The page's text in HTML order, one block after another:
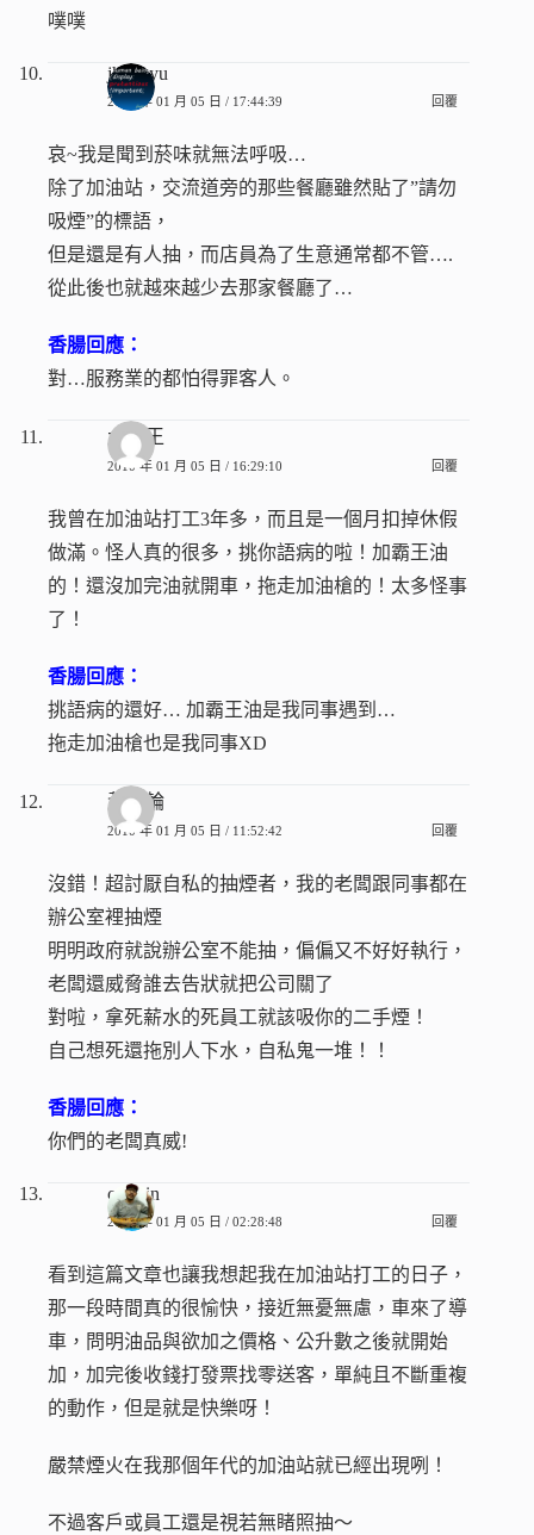
噗噗
jhangyu
2010 年 01 月 05 日 / 17:44:39 回覆
哀~我是聞到菸味就無法呼吸…
除了加油站，交流道旁的那些餐廳雖然貼了”請勿
吸煙”的標語，
但是還是有人抽，而店員為了生意通常都不管….
從此後也就越來越少去那家餐廳了…
香腸回應：
對…服務業的都怕得罪客人。
大衛王
2010 年 01 月 05 日 / 16:29:10 回覆
我曾在加油站打工3年多，而且是一個月扣掉休假
做滿。怪人真的很多，挑你語病的啦！加霸王油
的！還沒加完油就開車，拖走加油槍的！太多怪事
了！
香腸回應：
挑語病的還好… 加霸王油是我同事遇到…
拖走加油槍也是我同事XD
黃卡輪
2010 年 01 月 05 日 / 11:52:42 回覆
沒錯！超討厭自私的抽煙者，我的老闆跟同事都在
辦公室裡抽煙
明明政府就說辦公室不能抽，偏偏又不好好執行，
老闆還威脅誰去告狀就把公司關了
對啦，拿死薪水的死員工就該吸你的二手煙！
自己想死還拖別人下水，自私鬼一堆！！
香腸回應：
你們的老闆真威!
caishin
2010 年 01 月 05 日 / 02:28:48 回覆
看到這篇文章也讓我想起我在加油站打工的日子，
那一段時間真的很愉快，接近無憂無慮，車來了導
車，問明油品與欲加之價格、公升數之後就開始
加，加完後收錢打發票找零送客，單純且不斷重複
的動作，但是就是快樂呀！
嚴禁煙火在我那個年代的加油站就已經出現咧！
不過客戶或員工還是視若無睹照抽～